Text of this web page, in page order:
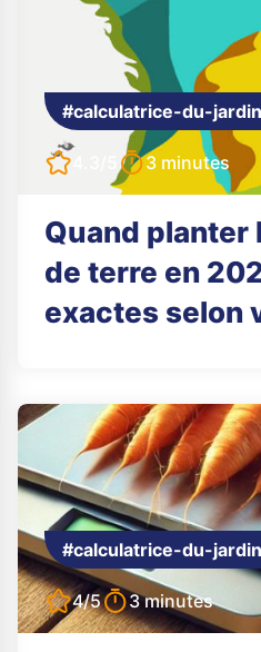
#calculatrice-du-
3 minutes
Quand planter
de terre en
exactes selon
#calculatrice-du-
4/5 3 minutes